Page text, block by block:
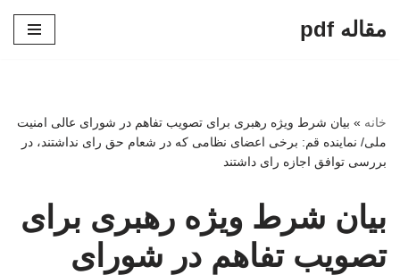
مقاله pdf
خانه » بیان شرط ویژه رهبری برای تصویب تفاهم در شورای عالی امنیت
ملی/ نماینده قم: برخی اعضای نظامی که در شعام حق رای نداشتند، در
بررسی توافق اجازه رای داشتند
بیان شرط ویژه رهبری برای
تصویب تفاهم در شورای